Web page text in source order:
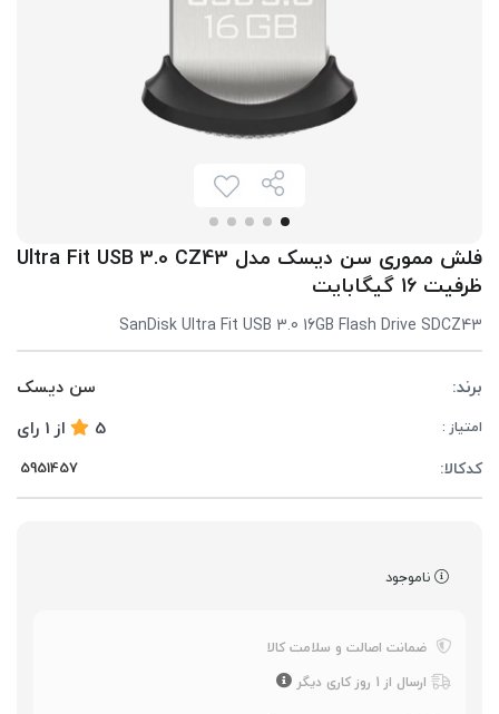
فلش مموری سن دیسک مدل Ultra Fit USB 3.0 CZ43
ظرفیت 16 گیگابایت
SanDisk Ultra Fit USB 3.0 16GB Flash Drive SDCZ43
برند: سن دیسک
امتیاز : 5 از1 رای
کدکالا:
ناموجود
ضمانت اصالت و سلامت کالا
ارسال از 1 روز کاری دیگر